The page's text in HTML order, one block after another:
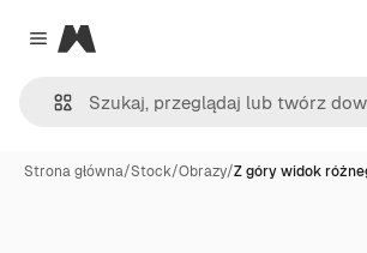
Close menu
Magnific
Strona główna/Stock/Obrazy/Z góry widok